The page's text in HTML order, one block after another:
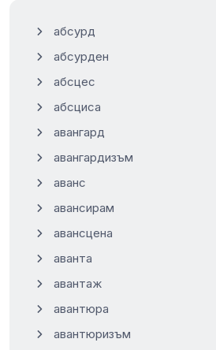
абсурд
абсурден
абсцес
абсциса
авангард
авангардизъм
аванс
авансирам
авансцена
аванта
авантаж
авантюра
авантюризъм